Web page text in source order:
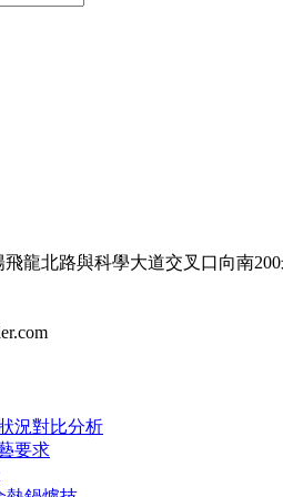
飛龍北路與科學大道交叉口向南
況對比分析
要求